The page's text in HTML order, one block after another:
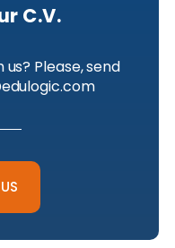
C.V.
Please, send